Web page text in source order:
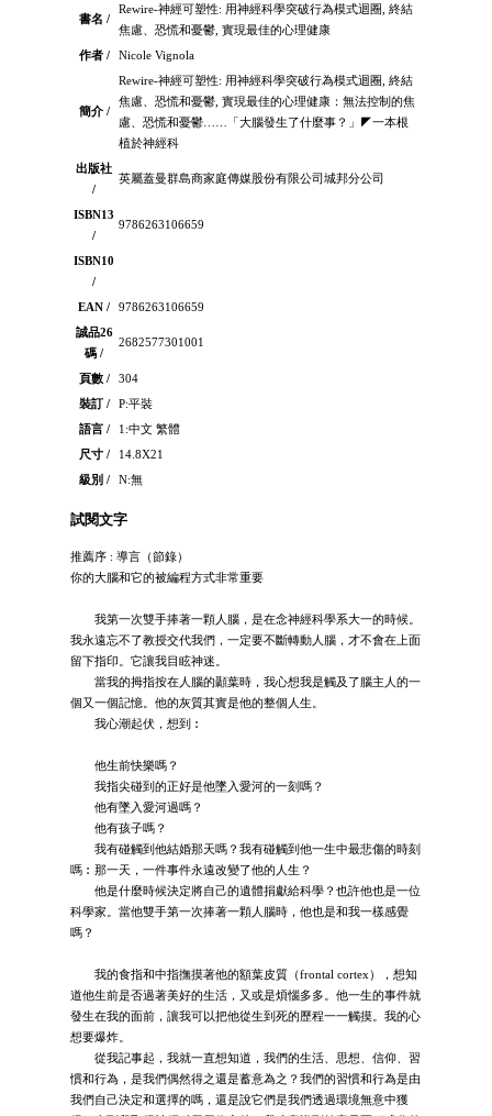
書名 /
Rewire-神經可塑性: 用神經科學突破行為模式迴圈, 終結
焦慮、恐慌和憂鬱, 實現最佳的心理健康
作者 /
Nicole Vignola
簡介 /
Rewire-神經可塑性: 用神經科學突破行為模式迴圈, 終結
焦慮、恐慌和憂鬱, 實現最佳的心理健康：無法控制的焦
慮、恐慌和憂鬱……「大腦發生了什麼事？」◤一本根
植於神經科
出版社
/
英屬蓋曼群島商家庭傳媒股份有限公司城邦分公司
ISBN13
/
9786263106659
ISBN10
/
EAN /
9786263106659
誠品26
碼 /
2682577301001
頁數 /
304
裝訂 /
P:平裝
語言 /
1:中文 繁體
尺寸 /
14.8X21
級別 /
N:無
試閱文字
推薦序 : 導言（節錄）
你的大腦和它的被編程方式非常重要
我第一次雙手捧著一顆人腦，是在念神經科學系大一的時候。
我永遠忘不了教授交代我們，一定要不斷轉動人腦，才不會在上面
留下指印。它讓我目眩神迷。
當我的拇指按在人腦的顳葉時，我心想我是觸及了腦主人的一
個又一個記憶。他的灰質其實是他的整個人生。
我心潮起伏，想到︰
他生前快樂嗎？
我指尖碰到的正好是他墜入愛河的一刻嗎？
他有墜入愛河過嗎？
他有孩子嗎？
我有碰觸到他結婚那天嗎？我有碰觸到他一生中最悲傷的時刻
嗎︰那一天，一件事件永遠改變了他的人生？
他是什麼時候決定將自己的遺體捐獻給科學？也許他也是一位
科學家。當他雙手第一次捧著一顆人腦時，他也是和我一樣感覺
嗎？
我的食指和中指撫摸著他的額葉皮質（frontal cortex），想知
道他生前是否過著美好的生活，又或是煩惱多多。他一生的事件就
發生在我的面前，讓我可以把他從生到死的歷程一一觸摸。我的心
想要爆炸。
從我記事起，我就一直想知道，我們的生活、思想、信仰、習
慣和行為，是我們偶然得之還是蓄意為之？我們的習慣和行為是由
我們自己決定和選擇的嗎，還是說它們是我們透過環境無意中獲